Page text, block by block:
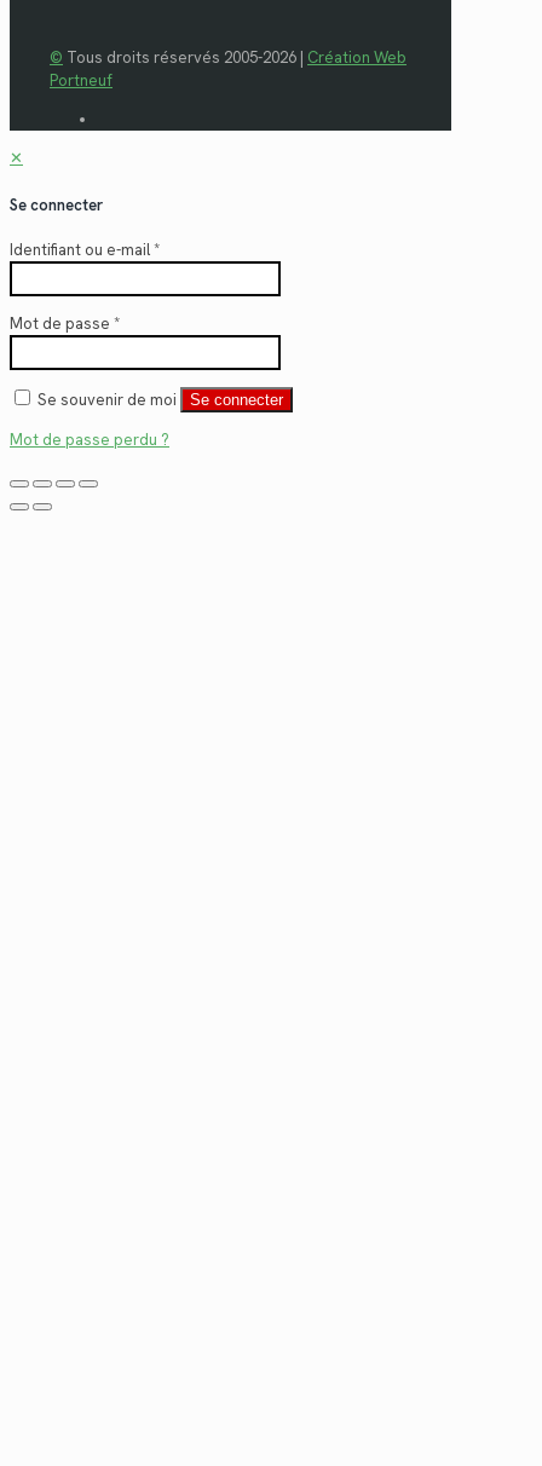
© Tous droits réservés 2005-2026 | Création Web
Portneuf
✕
Se connecter
Identifiant ou e-mail*
Mot de passe *
Se souvenir de moi Se connecter
Mot de passe perdu ?